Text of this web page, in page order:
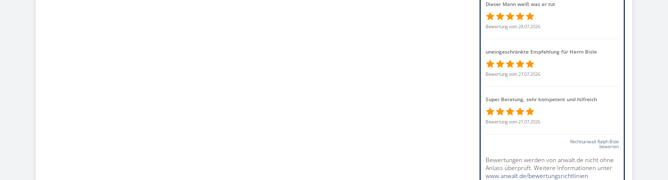
Dieser Mann weiß was er tut
Bewertung vom 28.07.2026
uneingeschränkte Empfehlung für Herrn Bisle
Bewertung vom 27.07.2026
Super Beratung, sehr kompetent und hilfreich
Bewertung vom 21.07.2026
Rechtsanwalt Ralph Bisle
bewerten
Bewertungen werden von anwalt.de nicht ohne
Anlass überprüft. Weitere Informationen unter
www.anwalt.de/bewertungsrichtlinien.